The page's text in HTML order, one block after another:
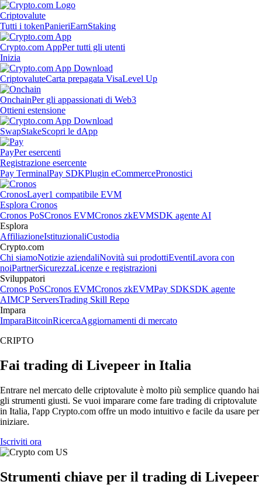
Criptovalute
Tutti i tokenPanieriEarnStaking
Crypto.com AppPer tutti gli utenti
Inizia
CriptovaluteCarta prepagata VisaLevel Up
OnchainPer gli appassionati di Web3
Ottieni estensione
SwapStakeScopri le dApp
PayPer esercenti
Registrazione esercente
Pay TerminalPay SDKPlugin eCommercePronostici
CronosLayer1 compatibile EVM
Esplora Cronos
Cronos PoSCronos EVMCronos zkEVMSDK agente AI
Esplora
AffiliazioneIstituzionaliCustodia
Crypto.com
Chi siamoNotizie aziendaliNovità sui prodottiEventiLavora con
noiPartnerSicurezzaLicenze e registrazioni
Sviluppatori
Cronos PoSCronos EVMCronos zkEVMPay SDKSDK agente
AIMCP ServersTrading Skill Repo
Impara
ImparaBitcoinRicercaAggiornamenti di mercato
CRIPTO
Fai trading di Livepeer in Italia
Entrare nel mercato delle criptovalute è molto più semplice quando hai
gli strumenti giusti. Se vuoi imparare come fare trading di criptovalute
in Italia, l'app Crypto.com offre un modo intuitivo e facile da usare per
iniziare.
Iscriviti ora
Strumenti chiave per il trading di Livepeer